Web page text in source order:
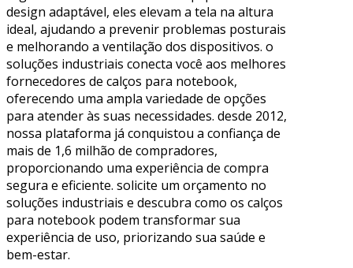
design adaptável, eles elevam a tela na altura
ideal, ajudando a prevenir problemas posturais
e melhorando a ventilação dos dispositivos. o
soluções industriais conecta você aos melhores
fornecedores de calços para notebook,
oferecendo uma ampla variedade de opções
para atender às suas necessidades. desde 2012,
nossa plataforma já conquistou a confiança de
mais de 1,6 milhão de compradores,
proporcionando uma experiência de compra
segura e eficiente. solicite um orçamento no
soluções industriais e descubra como os calços
para notebook podem transformar sua
experiência de uso, priorizando sua saúde e
bem-estar.